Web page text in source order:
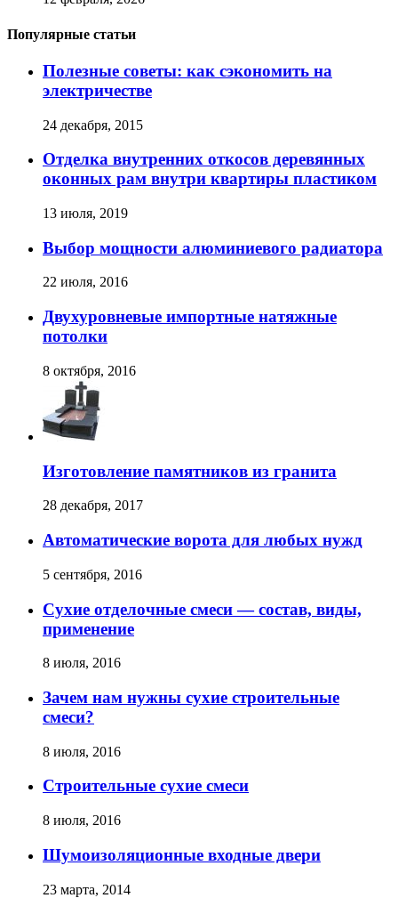
Популярные статьи
Полезные советы: как сэкономить на
электричестве
24 декабря, 2015
Отделка внутренних откосов деревянных
оконных рам внутри квартиры пластиком
13 июля, 2019
Выбор мощности алюминиевого радиатора
22 июля, 2016
Двухуровневые импортные натяжные
потолки
8 октября, 2016
Изготовление памятников из гранита
28 декабря, 2017
Автоматические ворота для любых нужд
5 сентября, 2016
Сухие отделочные смеси — состав, виды,
применение
8 июля, 2016
Зачем нам нужны сухие строительные
смеси?
8 июля, 2016
Строительные сухие смеси
8 июля, 2016
Шумоизоляционные входные двери
23 марта, 2014